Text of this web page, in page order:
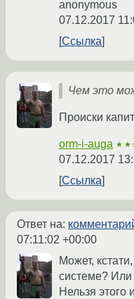
anonymous
07.12.2017
Ссылка
Чем это
Происки
orm-i-auga
07.12.2017
Ссылка
Ответ на:
07:11:02 +00:00
Может,
системе?
Нельзя этого